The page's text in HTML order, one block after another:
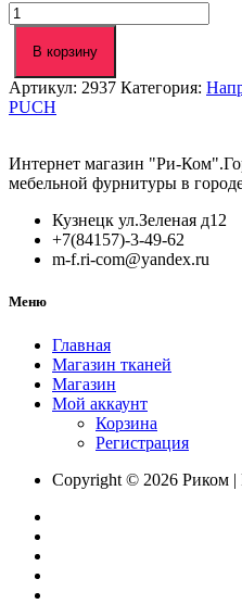
Количество
товара
Направл,
"BOYARD"
(DB8885Zn/350)
В корзину
Артикул: 2937 Категория:
PUCH
Интернет магазин "Ри-
мебельной фурнитуры в
Кузнецк ул.Зеленая д12
+7(84157)-3-49-62
m-f.ri-com@yandex.ru
Меню
Главная
Магазин тканей
Магазин
Мой аккаунт
Корзина
Регистрация
Copyright © 2026 Риком |